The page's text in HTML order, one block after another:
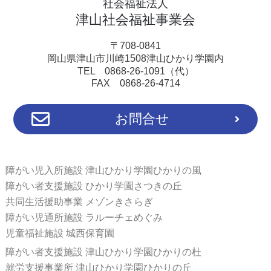
社会福祉法人
津山社会福祉事業会
〒708-0841
岡山県津山市川崎1508津山ひかり学園内
TEL 0868-26-1091（代）
FAX 0868-26-4714
お問合せ
障がい児入所施設 津山ひかり学園ひかりの風
障がい者支援施設 ひかり学園さつきの丘
共同生活援助事業 メゾンきさらぎ
障がい児通所施設 ラルーチェめぐみ
児童福祉施設 城西保育園
障がい者支援施設 津山ひかり学園ひかりの杜
就労支援事業所 津山ひかり学園ひかりの丘